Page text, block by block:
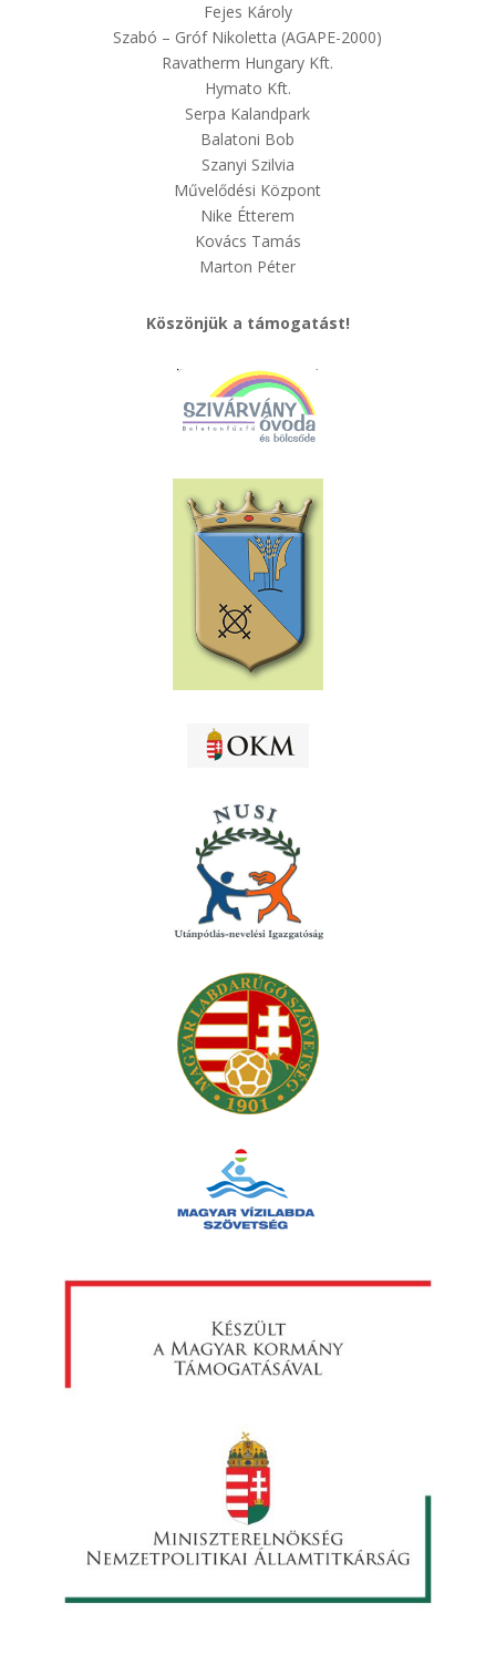
Fejes Károly
Szabó – Gróf Nikoletta (AGAPE-2000)
Ravatherm Hungary Kft.
Hymato Kft.
Serpa Kalandpark
Balatoni Bob
Szanyi Szilvia
Művelődési Központ
Nike Étterem
Kovács Tamás
Marton Péter
Köszönjük a támogatást!